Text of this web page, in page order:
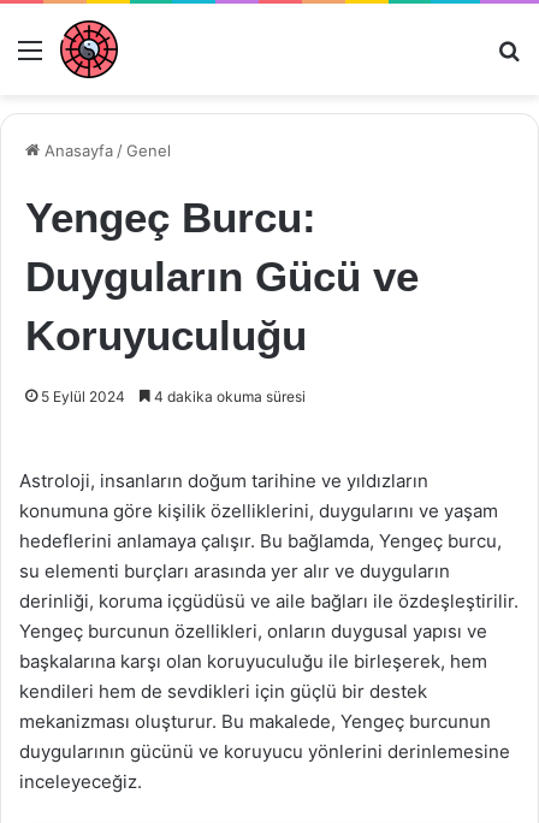
Menü
Anasayfa /Genel
Yengeç Burcu:
Duyguların Gücü ve
Koruyuculuğu
5 Eylül 2024 4 dakika okuma süresi
Astroloji, insanların doğum tarihine ve yıldızların
konumuna göre kişilik özelliklerini, duygularını ve yaşam
hedeflerini anlamaya çalışır. Bu bağlamda, Yengeç burcu,
su elementi burçları arasında yer alır ve duyguların
derinliği, koruma içgüdüsü ve aile bağları ile özdeşleştirilir.
Yengeç burcunun özellikleri, onların duygusal yapısı ve
başkalarına karşı olan koruyuculuğu ile birleşerek, hem
kendileri hem de sevdikleri için güçlü bir destek
mekanizması oluşturur. Bu makalede, Yengeç burcunun
duygularının gücünü ve koruyucu yönlerini derinlemesine
inceleyeceğiz.